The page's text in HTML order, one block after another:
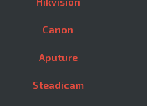
Canon
Aputure
Steadicam